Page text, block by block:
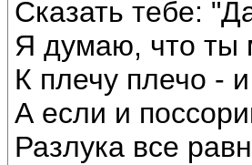
Сказать тебе:
Я думаю, что ты
К плечу плечо -
А если и
Разлука все